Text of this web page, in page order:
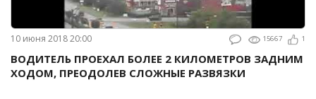
10 июня 2018 20:00 15667 1
ВОДИТЕЛЬ ПРОЕХАЛ БОЛЕЕ 2 КИЛОМЕТРОВ ЗАДНИМ
ХОДОМ, ПРЕОДОЛЕВ СЛОЖНЫЕ РАЗВЯЗКИ